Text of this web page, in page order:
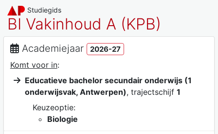
Studiegids
BI Vakinhoud A (KPB)
Academiejaar 2026-27
Komt voor in:
Educatieve bachelor secundair onderwijs (1
onderwijsvak, Antwerpen), trajectschijf 1
Keuzeoptie:
Biologie